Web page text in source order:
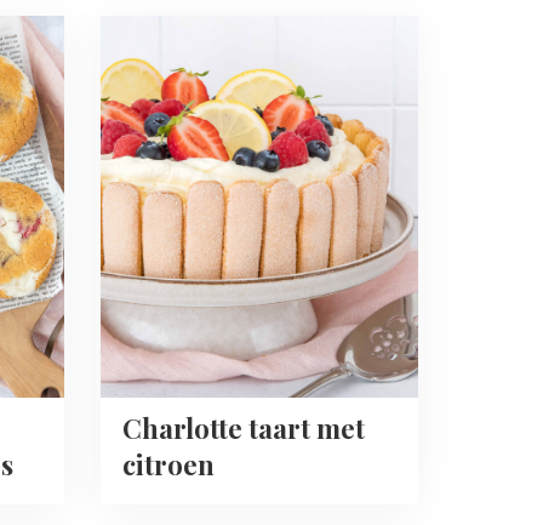
Charlotte taart met
citroen
more
about
Charlotte
taart
met
citroen